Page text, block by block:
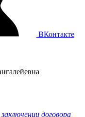
ВКонтакте
договора